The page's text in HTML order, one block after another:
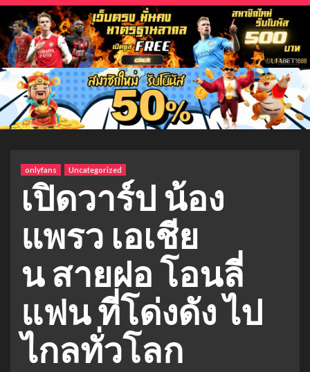
onlyfans Uncategorized
เปิดวาร์ป น้อง
แพรว เอเชีย
น สายฝอ โอนลี่
แฟน ที่โด่งดัง ไป
ไกลทั่วโลก